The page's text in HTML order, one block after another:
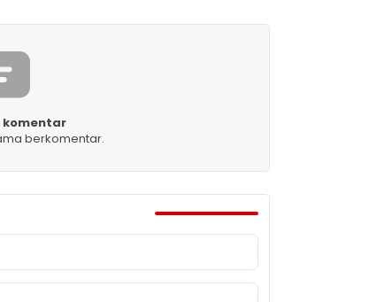
komentar
berkomentar.